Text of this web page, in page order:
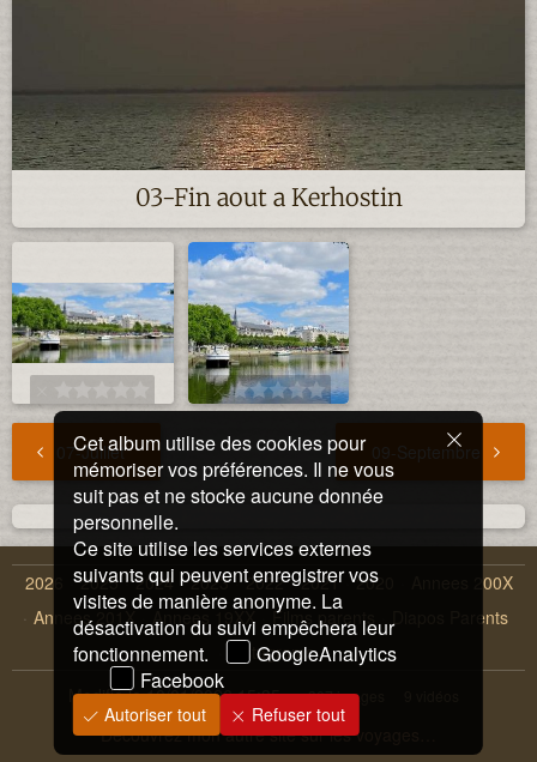
03-Fin aout a Kerhostin
07-Juillet 09-Septembre
2026 2025 2024 2023 2022 2021 2020
Annees 200X
Annees 201X
Annees 19XX Films parents
Diapos Parents
Instagrams
Modifié le10/01/2026 15:35 307 images
Découvrez mon autre site sur les voyages…
Cet album utilise des cookies pour
mémoriser vos préférences. Il ne vous
suit pas et ne stocke aucune donnée
personnelle.
Ce site utilise les services externes
suivants qui peuvent enregistrer vos
visites de manière anonyme. La
désactivation du suivi empêchera leur
fonctionnement.
GoogleAnalytics
Facebook
Autoriser tout Refuser tout